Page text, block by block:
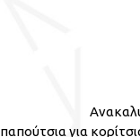
παπούτσια για